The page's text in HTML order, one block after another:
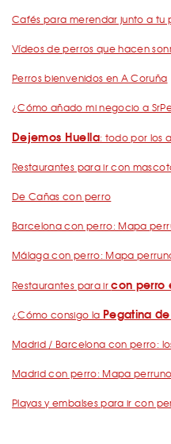
Cafés para merendar junto a tu
Vídeos de perros que hacen
Perros bienvenidos en A Coruña
¿Cómo añado mi negocio a
Dejemos Huella: todo por los
Restaurantes para ir con
De Cañas con perro
Barcelona con perro: Mapa
Málaga con perro: Mapa
Restaurantes para ircon perro
¿Cómo consigo la Pegatina de
Madrid / Barcelona con perro:
Madrid con perro: Mapa
Playas y embalses para ir con